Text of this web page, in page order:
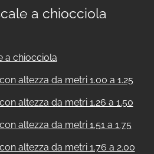
a chiocciola
a chiocciola
altezza da metri 1.00 a 1.25
altezza da metri 1.26 a 1.50
altezza da metri 1.51 a 1.75
altezza da metri 1.76 a 2.00